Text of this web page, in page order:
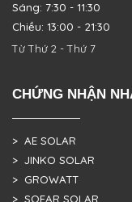
Sáng: 7:30 - 11:30
Chiều: 13:00 - 21:30
Từ Thứ 2 - Thứ 7
CHỨNG NHẬN
> AE SOLAR
> JINKO SOLAR
> GROWATT
> SOFAR SOLAR